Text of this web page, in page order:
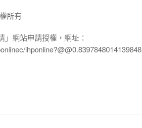
所有
網站申請授權，網址：
ihponline?@@0.8397848014139848